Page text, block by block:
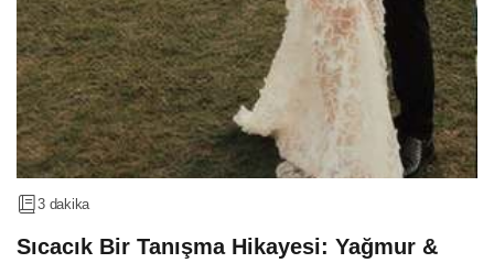
3 dakika
Sıcacık Bir Tanışma Hikayesi: Yağmur &